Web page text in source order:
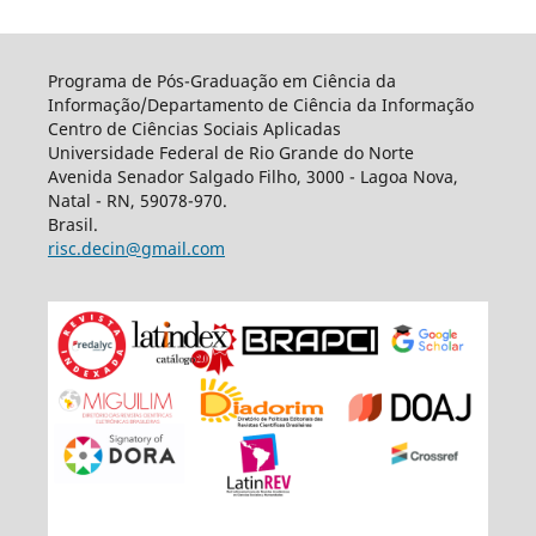
Programa de Pós-Graduação em Ciência da
Informação/Departamento de Ciência da Informação
Centro de Ciências Sociais Aplicadas
Universidade Federal de Rio Grande do Norte
Avenida Senador Salgado Filho, 3000 - Lagoa Nova,
Natal - RN, 59078-970.
Brasil.
risc.decin@gmail.com